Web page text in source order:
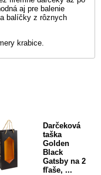
Darčeková
taška
Golden
Black
Gatsby na 2
fľaše, ...
aj pre balenie
balíčky z rôznych
krabice.